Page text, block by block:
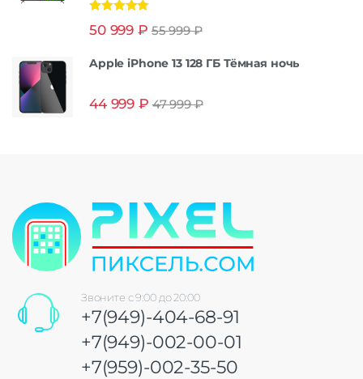
из 5
50 999 ₽ 55 999₽
Apple iPhone 13 128 ГБ Тёмная ночь
44 999 ₽ 47 999₽
Звоните с 9:00 до 20:00
+7(949)-404-68-91
+7(949)-002-00-01
+7(959)-002-35-50